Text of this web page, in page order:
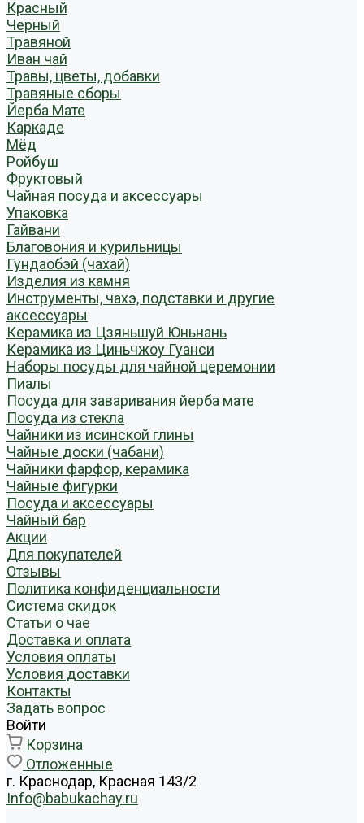
Красный
Черный
Травяной
Иван чай
Травы, цветы, добавки
Травяные сборы
Йерба Мате
Каркаде
Мёд
Ройбуш
Фруктовый
Чайная посуда и аксессуары
Упаковка
Гайвани
Благовония и курильницы
Гундаобэй (чахай)
Изделия из камня
Инструменты, чахэ, подставки и другие
аксессуары
Керамика из Цзяньшуй Юньнань
Керамика из Циньчжоу Гуанси
Наборы посуды для чайной церемонии
Пиалы
Посуда для заваривания йерба мате
Посуда из стекла
Чайники из исинской глины
Чайные доски (чабани)
Чайники фарфор, керамика
Чайные фигурки
Посуда и аксессуары
Чайный бар
Акции
Для покупателей
Отзывы
Политика конфиденциальности
Система скидок
Статьи о чае
Доставка и оплата
Условия оплаты
Условия доставки
Контакты
Задать вопрос
Войти
Корзина
Отложенные
г. Краснодар, Красная 143/2
Info@babukachay.ru